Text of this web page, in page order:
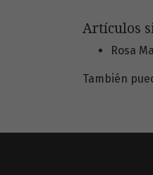
Artículos
Rosa
También